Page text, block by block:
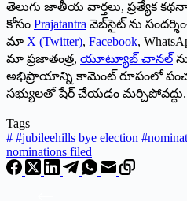
తెలుగు జాతీయ వార్తలు, ప్రత్యేక
కోసం Prajatantra వెబ్‌సైట్ ను
మా X (Twitter), Facebook,
మా ప్రజాతంత్ర, యూట్యూబ్ చానల్
అభిప్రాయాన్ని కామెంట్ రూపంలో
సభ్యులతో షేర్ చేయడం మర్చిపోవద్దు.
Tags
# #jubileehills bye election
nominations filed